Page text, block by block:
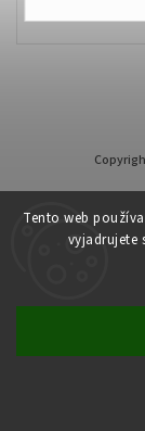
Tento web
vyjadrujete